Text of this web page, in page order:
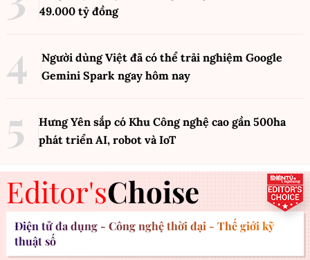
49.000 tỷ đồng
Người dùng Việt đã có thể trải nghiệm Google
Gemini Spark ngay hôm nay
Hưng Yên sắp có Khu Công nghệ cao gần 500ha
phát triển AI, robot và IoT
Editor'sChoise
Điện tử đa dụng - Công nghệ thời đại - Thế giới kỹ
thuật số